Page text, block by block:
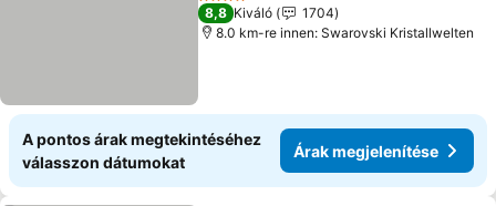
4 Kategória
8,8 Kiváló
1704
8.0 km-re innen: Swarovski Kristallwelten
A pontos árak megtekintéséhez
válasszon dátumokat
Árak megjelenítése